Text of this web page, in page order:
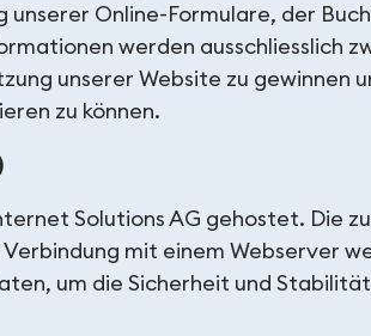
Online-Formulare, der
werden ausschliesslich
unserer Website zu
zu können.
Solutions AG gehostet. Die
mit einem Webserver
um die Sicherheit und